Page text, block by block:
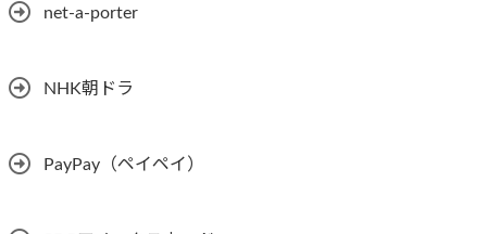
net-a-porter
NHK朝ドラ
PayPay（ペイペイ）